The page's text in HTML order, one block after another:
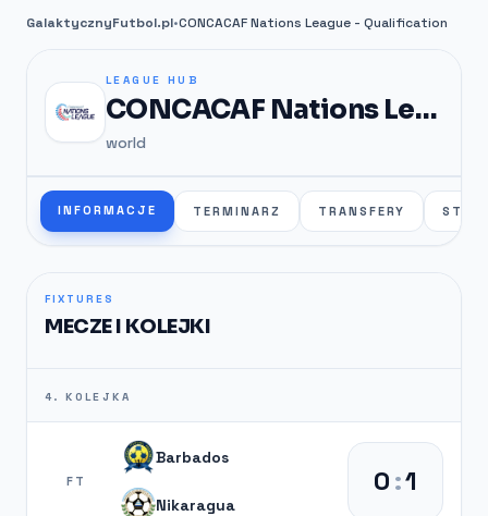
GalaktycznyFutbol.pl•CONCACAF Nations League - Qualification
LEAGUE HUB
CONCACAF Nations League - Qualification
world
INFORMACJE TERMINARZ TRANSFERY
FIXTURES
MECZE I KOLEJKI
4. KOLEJKA
FT
Barbados
Nikaragua
0:1